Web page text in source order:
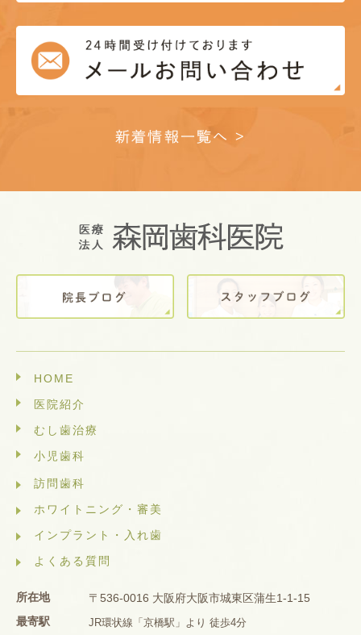
新着情報一覧へ >
HOME
医院紹介
むし歯治療
小児歯科
訪問歯科
ホワイトニング・審美
インプラント・入れ歯
よくある質問
所在地
〒536-0016 大阪府大阪市城東区蒲生1-1-15
最寄駅
JR環状線「京橋駅」より 徒歩4分